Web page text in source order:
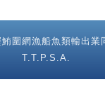
鮪圍網漁船魚類輸出
T.T.P.S.A.